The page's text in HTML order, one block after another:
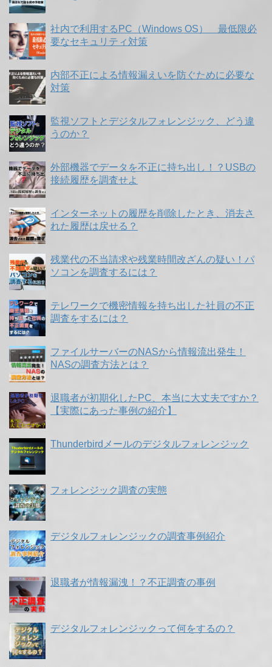
社内で利用するPC（Windows OS） 最低限必
要なセキュリティ対策
内部不正による情報漏えいを防ぐために必要な
対策
監視ソフトとデジタルフォレンジック、どう違
うのか？
外部機器でデータを不正に持ち出し！？USBの
接続履歴を調査せよ
インターネットの履歴を削除したとき、消去さ
れた履歴は戻せる？
残業代の不当請求や残業時間改ざんの疑い！パ
ソコンを調査するには？
テレワークで機密情報を持ち出した社員の不正
調査をするには？
ファイルサーバーのNASから情報流出発生！
NASの調査方法とは？
退職者が初期化したPC、本当に大丈夫ですか？
【実際にあった事例の紹介】
Thunderbirdメールのデジタルフォレンジック
フォレンジック調査の実態
デジタルフォレンジックの調査事例紹介
退職者が情報漏洩！？不正調査の事例
デジタルフォレンジックって何をするの？